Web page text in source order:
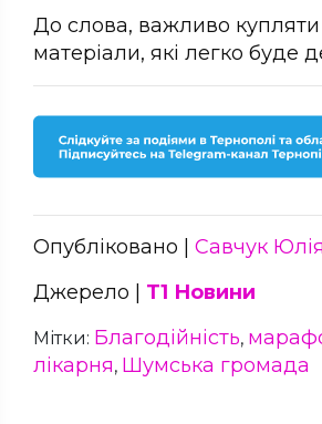
До слова, важливо купляти
матеріали, які легко буде
Опубліковано | Савчук Юлія
Джерело | Т1 Новини
Мітки: Благодійність,
лікарня, Шумська громада